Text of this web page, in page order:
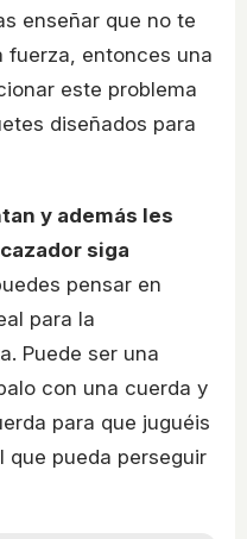
enseñar que no te
fuerza, entonces una
este problema
diseñados para
y además les
siga
pensar en
para la
Puede ser una
con una cuerda y
para que juguéis
que pueda perseguir